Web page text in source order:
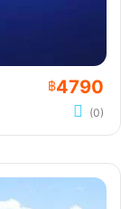
฿4790
(0)